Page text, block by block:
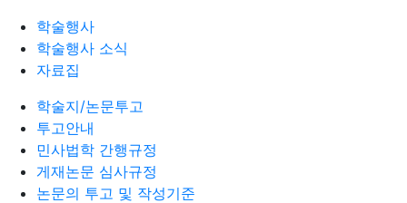
학술행사
학술행사 소식
자료집
학술지/논문투고
투고안내
민사법학 간행규정
게재논문 심사규정
논문의 투고 및 작성기준